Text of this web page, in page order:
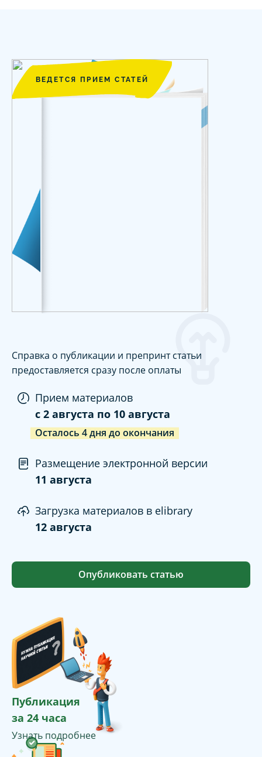
ВЕДЕТСЯ ПРИЕМ СТАТЕЙ
Справка о публикации и препринт статьи
предоставляется сразу после оплаты
Прием материалов
c 2 августа по 10 августа
Осталось 4дня до окончания
Размещение электронной версии
11 августа
Загрузка материалов в elibrary
12 августа
Опубликовать статью
Публикация
за 24 часа
Узнать подробнее